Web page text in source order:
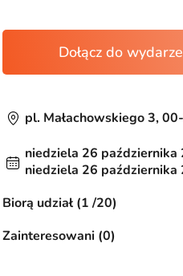
Dołącz do
pl. Małachowskiego 3,
niedziela 26 października
niedziela 26 października
Biorą udział (1 /20)
Zainteresowani (0)